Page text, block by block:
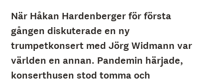
När Håkan Hardenberger för första
gången diskuterade en ny
trumpetkonsert med Jörg Widmann var
världen en annan. Pandemin härjade,
konserthusen stod tomma och